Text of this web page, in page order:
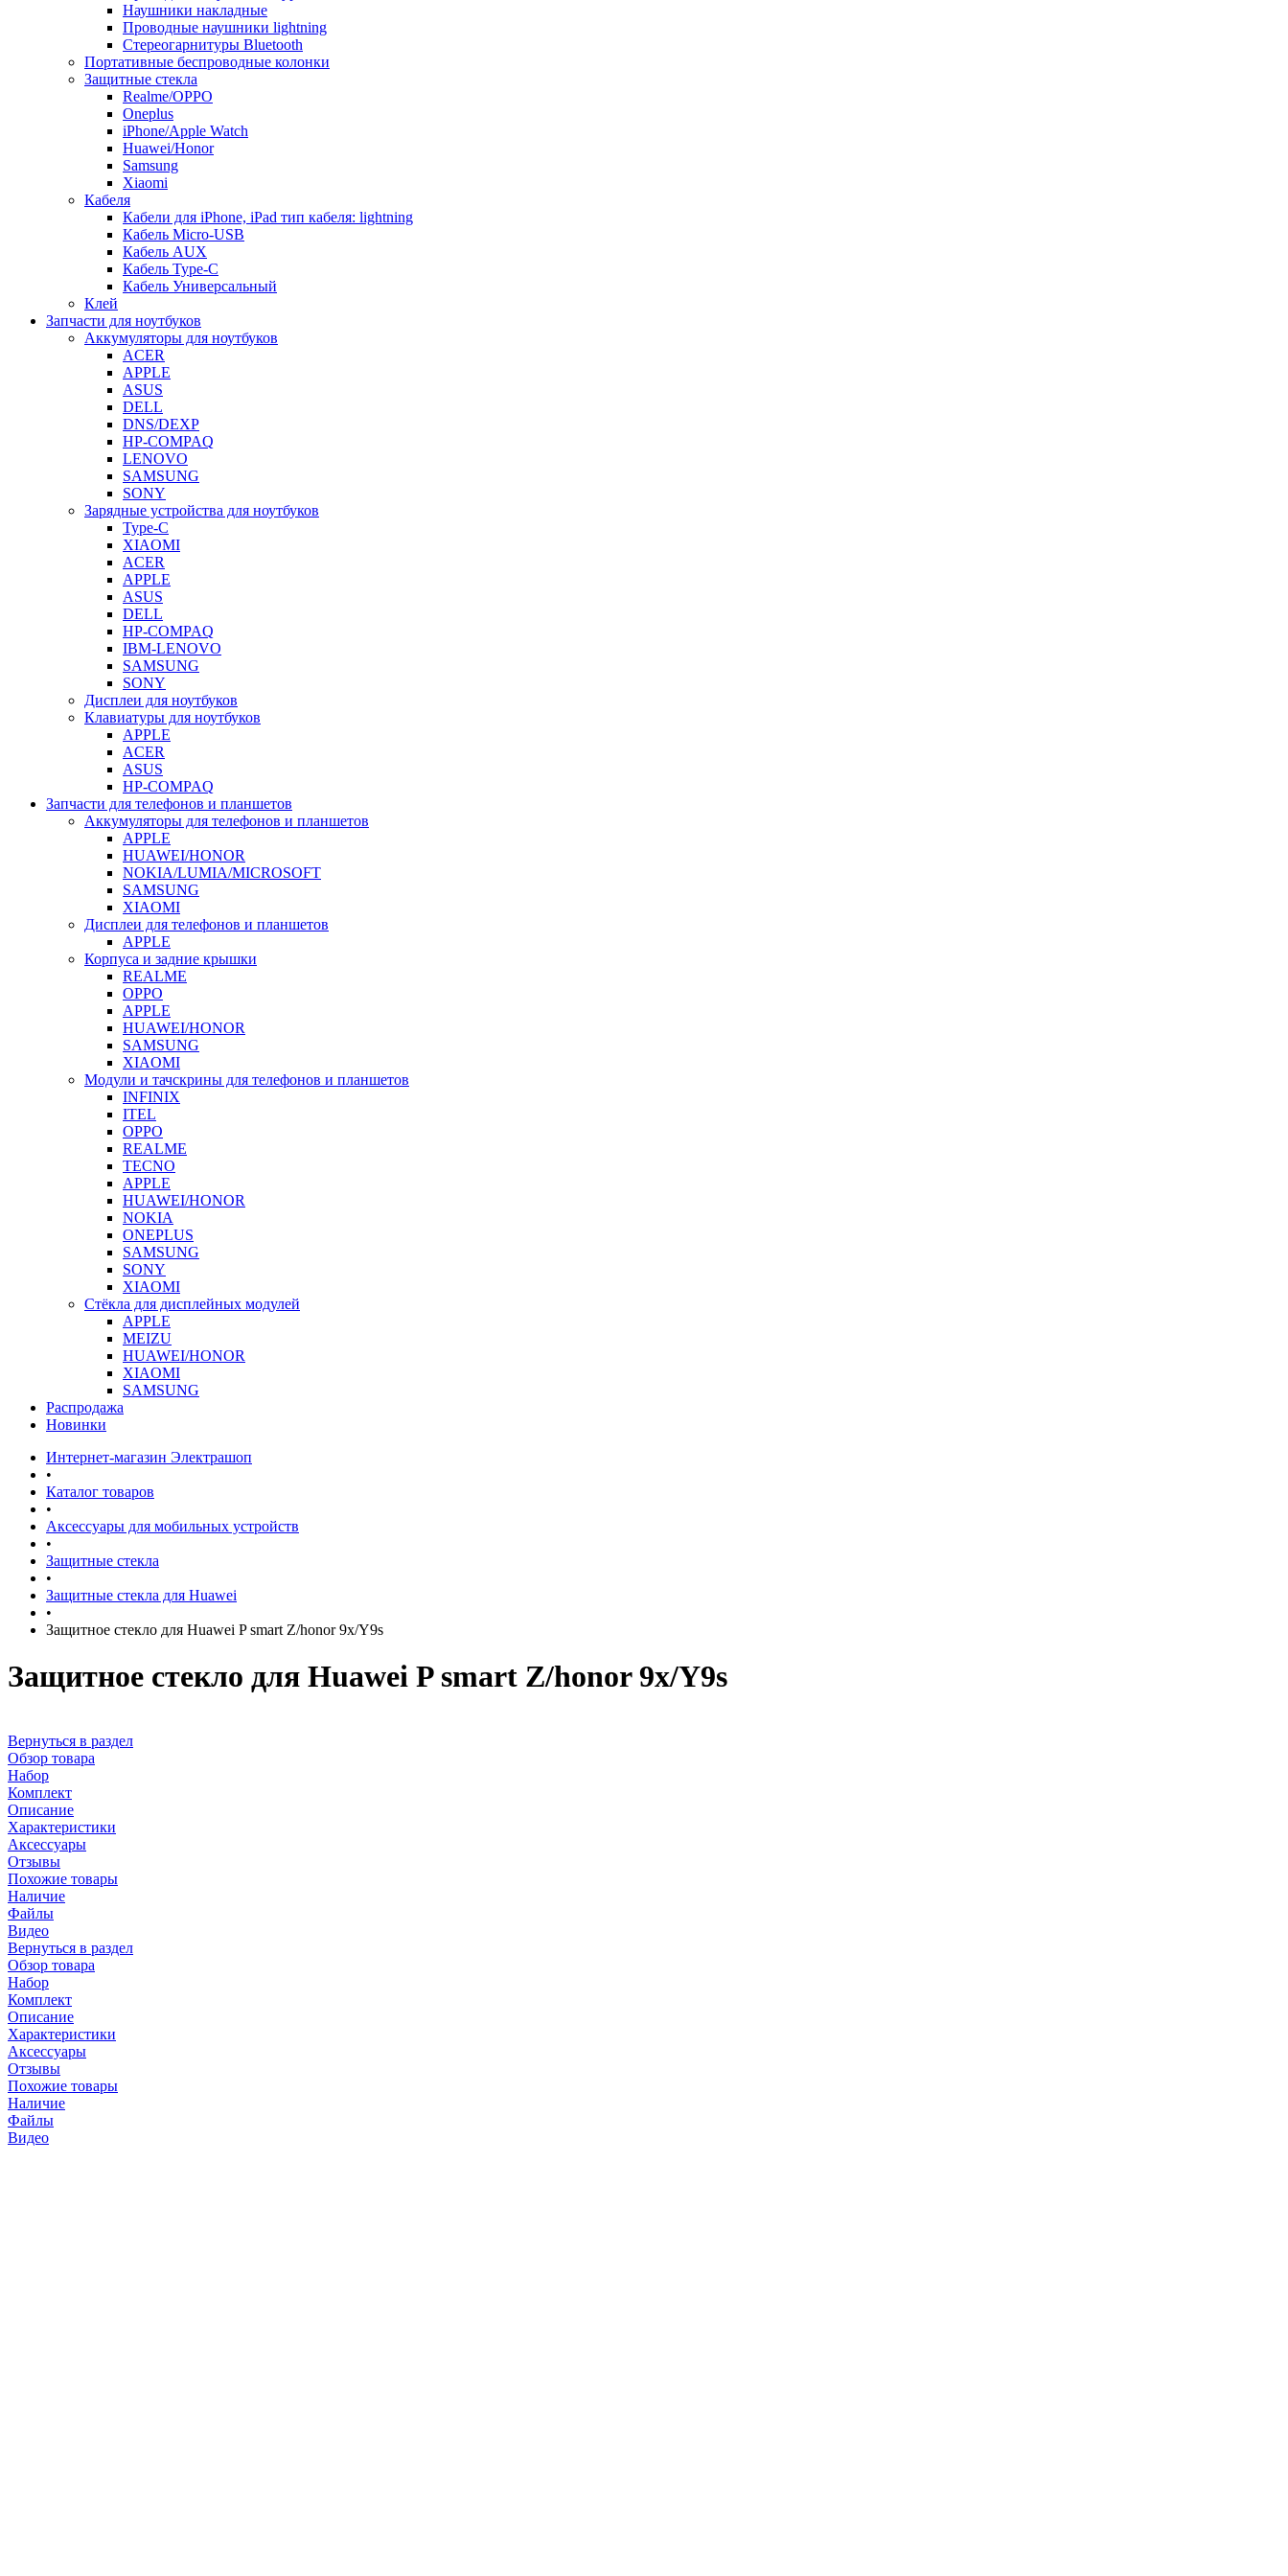
Наушники накладные
Проводные наушники lightning
Стереогарнитуры Bluetooth
Портативные беспроводные колонки
Защитные стекла
Realme/OPPO
Oneplus
iPhone/Apple Watch
Huawei/Honor
Samsung
Xiaomi
Кабеля
Кабели для iPhone, iPad тип кабеля: lightning
Кабель Micro-USB
Кабель AUX
Кабель Type-C
Кабель Универсальный
Клей
Запчасти для ноутбуков
Аккумуляторы для ноутбуков
ACER
APPLE
ASUS
DELL
DNS/DEXP
HP-COMPAQ
LENOVO
SAMSUNG
SONY
Зарядные устройства для ноутбуков
Type-C
XIAOMI
ACER
APPLE
ASUS
DELL
HP-COMPAQ
IBM-LENOVO
SAMSUNG
SONY
Дисплеи для ноутбуков
Клавиатуры для ноутбуков
APPLE
ACER
ASUS
HP-COMPAQ
Запчасти для телефонов и планшетов
Аккумуляторы для телефонов и планшетов
APPLE
HUAWEI/HONOR
NOKIA/LUMIA/MICROSOFT
SAMSUNG
XIAOMI
Дисплеи для телефонов и планшетов
APPLE
Корпуса и задние крышки
REALME
OPPO
APPLE
HUAWEI/HONOR
SAMSUNG
XIAOMI
Модули и тачскрины для телефонов и планшетов
INFINIX
ITEL
OPPO
REALME
TECNO
APPLE
HUAWEI/HONOR
NOKIA
ONEPLUS
SAMSUNG
SONY
XIAOMI
Стёкла для дисплейных модулей
APPLE
MEIZU
HUAWEI/HONOR
XIAOMI
SAMSUNG
Распродажа
Новинки
Интернет-магазин Электрашоп
•
Каталог товаров
•
Аксессуары для мобильных устройств
•
Защитные стекла
•
Защитные стекла для Huawei
•
Защитное стекло для Huawei P smart Z/honor 9x/Y9s
Защитное стекло для Huawei P smart Z/honor 9x/Y9s
Вернуться в раздел
Обзор товара
Набор
Комплект
Описание
Характеристики
Аксессуары
Отзывы
Похожие товары
Наличие
Файлы
Видео
Вернуться в раздел
Обзор товара
Набор
Комплект
Описание
Характеристики
Аксессуары
Отзывы
Похожие товары
Наличие
Файлы
Видео